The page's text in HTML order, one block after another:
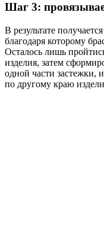
Шаг 3:
В результате
благодаря которому
Осталось лишь
изделия, затем
одной части застежки,
по другому краю